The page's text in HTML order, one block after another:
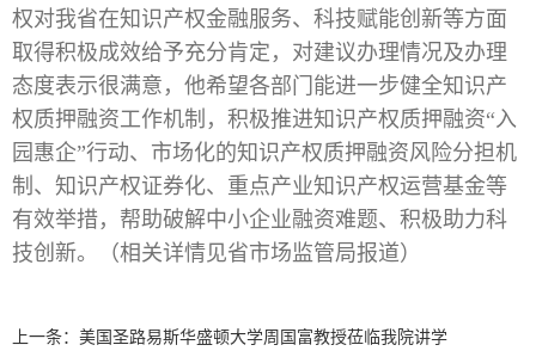
权对我省在知识产权金融服务、科技赋能创新等方面
取得积极成效给予充分肯定，对建议办理情况及办理
态度表示很满意，他希望各部门能进一步健全知识产
权质押融资工作机制，积极推进知识产权质押融资“入
园惠企”行动、市场化的知识产权质押融资风险分担机
制、知识产权证券化、重点产业知识产权运营基金等
有效举措，帮助破解中小企业融资难题、积极助力科
技创新。（相关详情见省市场监管局报道）
上一条： 美国圣路易斯华盛顿大学周国富教授莅临我院讲学